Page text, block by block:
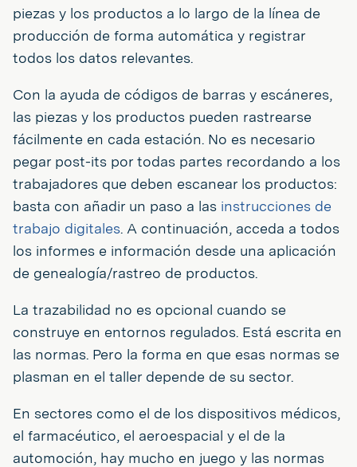
piezas y los productos a lo largo de la línea de
producción de forma automática y registrar
todos los datos relevantes.
Con la ayuda de códigos de barras y escáneres,
las piezas y los productos pueden rastrearse
fácilmente en cada estación. No es necesario
pegar post-its por todas partes recordando a los
trabajadores que deben escanear los productos:
basta con añadir un paso a las instrucciones de
trabajo digitales. A continuación, acceda a todos
los informes e información desde una aplicación
de genealogía/rastreo de productos.
La trazabilidad no es opcional cuando se
construye en entornos regulados. Está escrita en
las normas. Pero la forma en que esas normas se
plasman en el taller depende de su sector.
En sectores como el de los dispositivos médicos,
el farmacéutico, el aeroespacial y el de la
automoción, hay mucho en juego y las normas